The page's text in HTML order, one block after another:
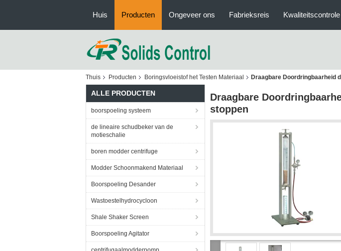
Huis Producten Ongeveer ons Fabrieksreis Kwaliteitscontrole
Thuis Producten Boringsvloeistof het Testen Materiaal Draagbare Doordringbaarheid
ALLE PRODUCTEN
boorspoeling systeem
de lineaire schudbeker van de
motieschalie
boren modder centrifuge
Modder Schoonmakend Materiaal
Boorspoeling Desander
Wastoestelhydrocycloon
Shale Shaker Screen
Boorspoeling Agitator
Draagbare
stoppen